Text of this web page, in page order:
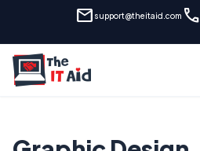
mail support@theitaid.com call